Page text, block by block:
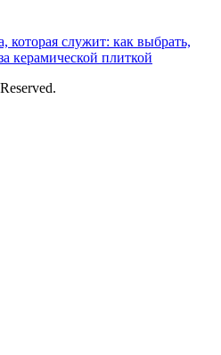
которая служит: как выбрать,
керамической плиткой